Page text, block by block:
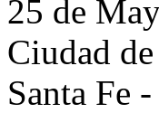
25 de
Ciudad
Santa Fe